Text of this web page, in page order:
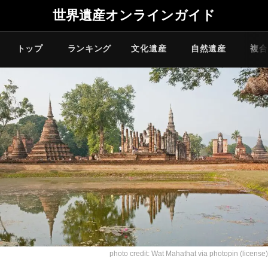
世界遺産オンラインガイド
トップ ランキング 文化遺産 自然遺産 複
photo credit: Wat Mahathat via photopin (license)